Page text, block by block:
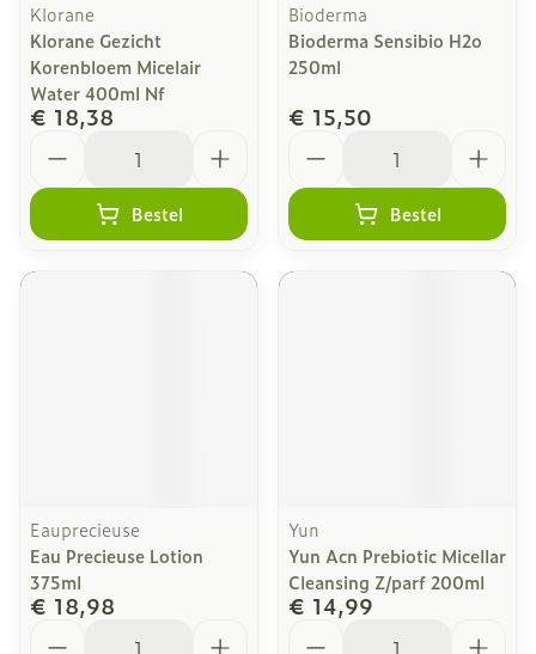
Klorane
Klorane Gezicht
Korenbloem Micelair
Water 400ml Nf
€ 18,38
Bestel
Bioderma
Bioderma Sensibio H2o
250ml
€ 15,50
Bestel
Eauprecieuse
Eau Precieuse Lotion
375ml
€ 18,98
Yun
Yun Acn Prebiotic Micellar
Cleansing Z/parf 200ml
€ 14,99